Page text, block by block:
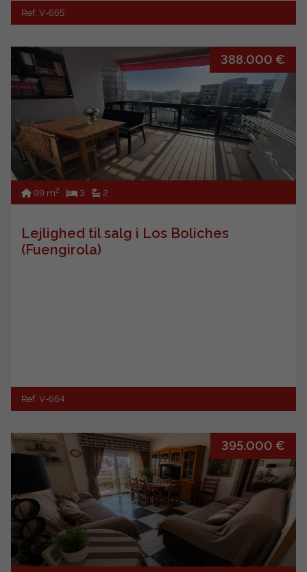
Ref. V-665
388.000 €
99 m2 3 2
Lejlighed til salg i Los Boliches
(Fuengirola)
Ref. V-664
395.000 €